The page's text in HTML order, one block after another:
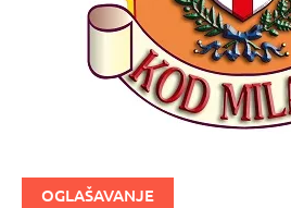
OGLAŠAVANJE